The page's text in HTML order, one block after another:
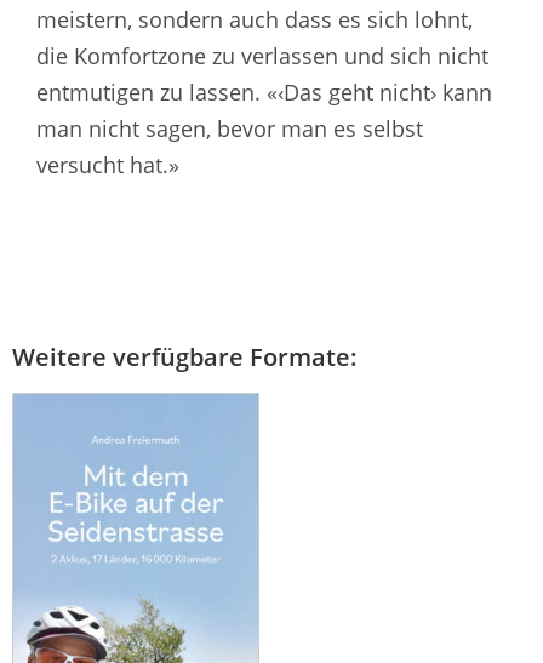
meistern, sondern auch dass es sich lohnt,
die Komfortzone zu verlassen und sich nicht
entmutigen zu lassen. «‹Das geht nicht› kann
man nicht sagen, bevor man es selbst
versucht hat.»
Weitere verfügbare Formate: